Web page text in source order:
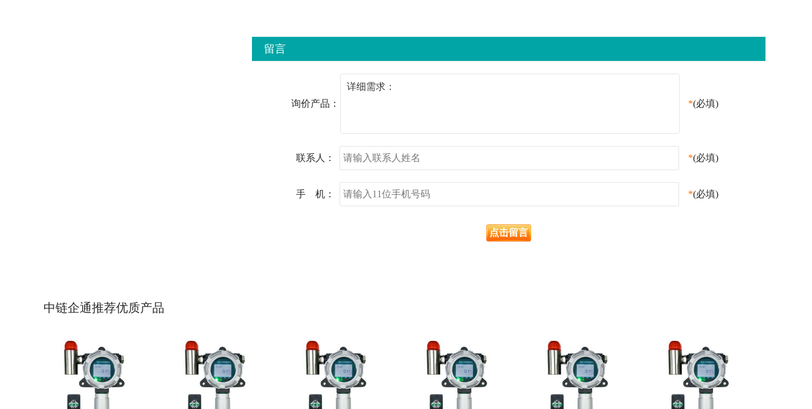
留言
询价产品： *(必填)
联系人： *(必填)
手 机： *(必填)
中链企通推荐优质产品